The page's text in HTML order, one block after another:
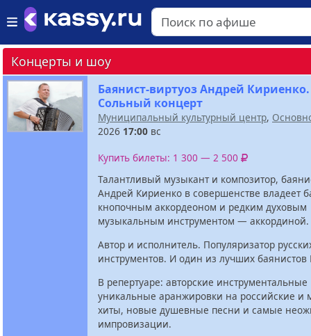
Концерты и шоу
Баянист-виртуоз Андрей Кириенко.
Сольный концерт
Муниципальный культурный центр,
2026 17:00 вс
Купить билеты: 1 300 — 2 500
Талантливый музыкант и композитор,
Андрей Кириенко в совершенстве владеет
кнопочным аккордеоном и редким духовым
музыкальным инструментом — аккординой.
Автор и исполнитель. Популяризатор
инструментов. И один из лучших баянистов
В репертуаре: авторские
уникальные аранжировки на российские и
хиты, новые душевные песни и самые
импровизации.